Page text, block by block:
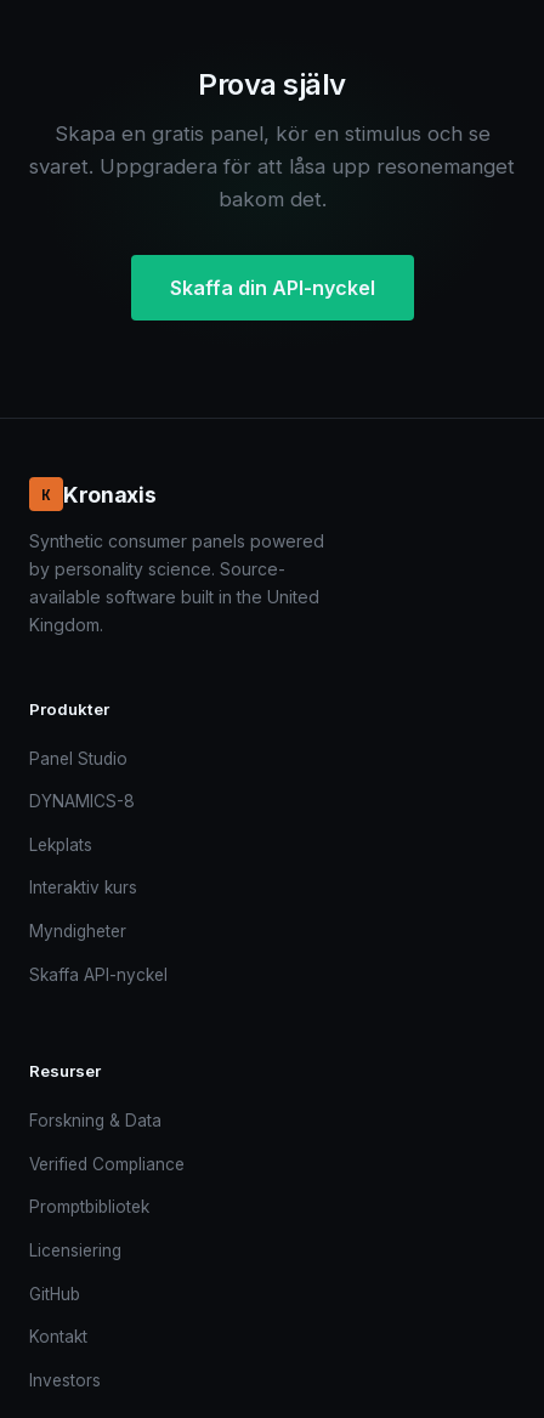
Prova själv
Skapa en gratis panel, kör en stimulus och se
svaret. Uppgradera för att låsa upp resonemanget
bakom det.
Skaffa din API-nyckel
K Kronaxis
Synthetic consumer panels powered
by personality science. Source-
available software built in the United
Kingdom.
Produkter
Panel Studio
DYNAMICS-8
Lekplats
Interaktiv kurs
Myndigheter
Skaffa API-nyckel
Resurser
Forskning & Data
Verified Compliance
Promptbibliotek
Licensiering
GitHub
Kontakt
Investors